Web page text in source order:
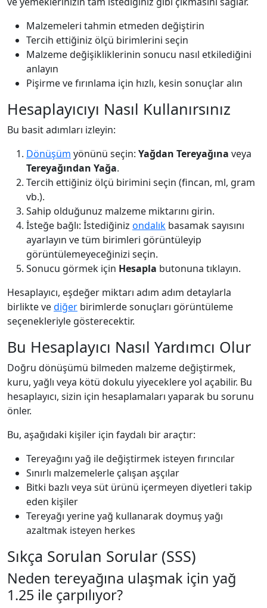
Malzemeleri tahmin etmeden değiştirin
Tercih ettiğiniz ölçü birimlerini seçin
Malzeme değişikliklerinin sonucu nasıl etkilediğini
anlayın
Pişirme ve fırınlama için hızlı, kesin sonuçlar alın
Hesaplayıcıyı Nasıl Kullanırsınız
Bu basit adımları izleyin:
Dönüşüm yönünü seçin: Yağdan Tereyağına veya
Tereyağından Yağa.
Tercih ettiğiniz ölçü birimini seçin (fincan, ml, gram
vb.).
Sahip olduğunuz malzeme miktarını girin.
İsteğe bağlı: İstediğiniz ondalık basamak sayısını
ayarlayın ve tüm birimleri görüntüleyip
görüntülemeyeceğinizi seçin.
Sonucu görmek için Hesapla butonuna tıklayın.
Hesaplayıcı, eşdeğer miktarı adım adım detaylarla
birlikte vediğer birimlerde sonuçları görüntüleme
seçenekleriyle gösterecektir.
Bu Hesaplayıcı Nasıl Yardımcı Olur
Doğru dönüşümü bilmeden malzeme değiştirmek,
kuru, yağlı veya kötü dokulu yiyeceklere yol açabilir. Bu
hesaplayıcı, sizin için hesaplamaları yaparak bu sorunu
önler.
Bu, aşağıdaki kişiler için faydalı bir araçtır:
Tereyağını yağ ile değiştirmek isteyen fırıncılar
Sınırlı malzemelerle çalışan aşçılar
Bitki bazlı veya süt ürünü içermeyen diyetleri takip
eden kişiler
Tereyağı yerine yağ kullanarak doymuş yağı
azaltmak isteyen herkes
Sıkça Sorulan Sorular (SSS)
Neden tereyağına ulaşmak için yağ
1.25 ile çarpılıyor?